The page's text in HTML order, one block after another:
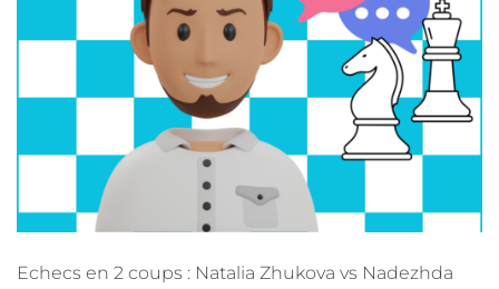
Echecs en 2 coups : Natalia Zhukova vs Nadezhda